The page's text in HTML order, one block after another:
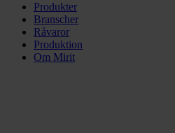
Produkter
Branscher
Råvaror
Produktion
Om Mirit